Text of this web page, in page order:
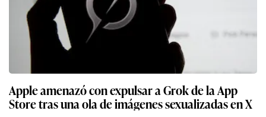
Apple amenazó con expulsar a Grok de la App
Store tras una ola de imágenes sexualizadas en X